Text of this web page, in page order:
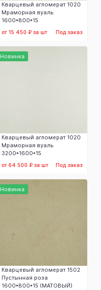
Кварцевый агломерат 1020
Мраморная вуаль
1600*800*15
от 15 450 ₽ за шт Под заказ
Новинка
Кварцевый агломерат 1020
Мраморная вуаль
3200*1600*15
от 64 500 ₽ за шт Под заказ
Новинка
Кварцевый агломерат 1502
Пустынная роза
1600*800*15 (МАТОВЫЙ)